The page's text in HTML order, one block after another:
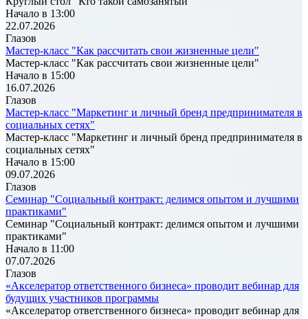
Начало в 13:00
22.07.2026
Глазов
Мастер-класс "Как рассчитать свои жизненные цели"
Мастер-класс "Как рассчитать свои жизненные цели"
Начало в 15:00
16.07.2026
Глазов
Мастер-класс "Маркетинг и личный бренд предпринимателя в
социальных сетях"
Мастер-класс "Маркетинг и личный бренд предпринимателя в
социальных сетях"
Начало в 15:00
09.07.2026
Глазов
Семинар "Социальный контракт: делимся опытом и лучшими
практиками"
Семинар "Социальный контракт: делимся опытом и лучшими
практиками"
Начало в 11:00
07.07.2026
Глазов
«Акселератор ответственного бизнеса» проводит вебинар для
будущих участников программы
«Акселератор ответственного бизнеса» проводит вебинар для